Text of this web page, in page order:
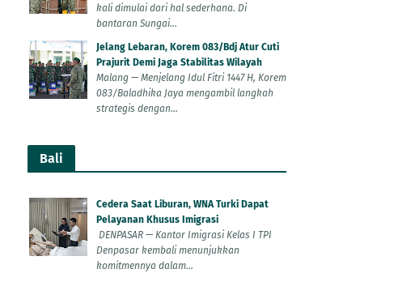
kali dimulai dari hal sederhana. Di
bantaran Sungai...
Jelang Lebaran, Korem 083/Bdj Atur Cuti
Prajurit Demi Jaga Stabilitas Wilayah
Malang — Menjelang Idul Fitri 1447 H, Korem
083/Baladhika Jaya mengambil langkah
strategis dengan...
Bali
Cedera Saat Liburan, WNA Turki Dapat
Pelayanan Khusus Imigrasi
DENPASAR — Kantor Imigrasi Kelas I TPI
Denpasar kembali menunjukkan
komitmennya dalam...